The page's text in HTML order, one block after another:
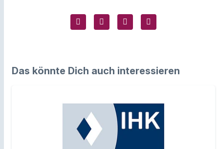
Das könnte Dich auch interessieren